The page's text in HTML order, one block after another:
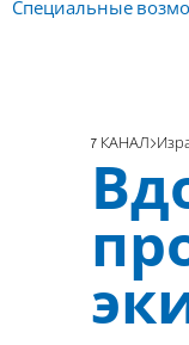
Специальные
7 КАНАЛ